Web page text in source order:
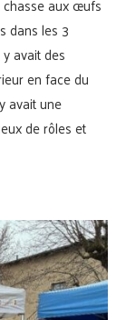
aux œufs
dans les 3
avait des
en face du
avait une
de rôles et